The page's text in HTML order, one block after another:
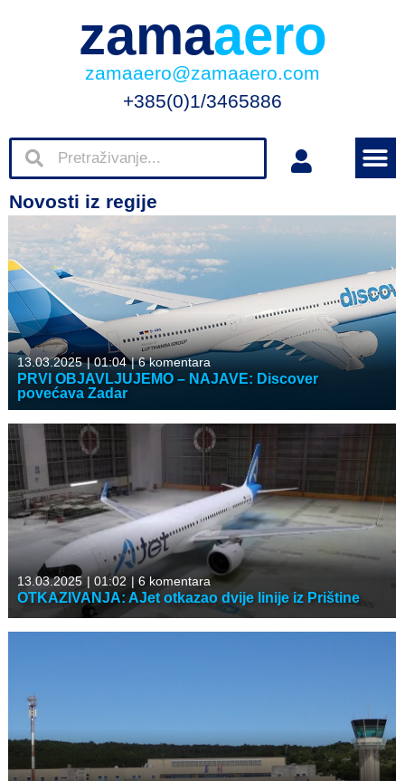
zamaaero
zamaaero@zamaaero.com
+385(0)1/3465886
Novosti iz regije
13.03.2025 |01:04 |6 komentara
PRVI OBJAVLJUJEMO – NAJAVE: Discover
povećava Zadar
13.03.2025 | 01:02 | 6 komentara
OTKAZIVANJA: AJet otkazao dvije linije iz Prištine